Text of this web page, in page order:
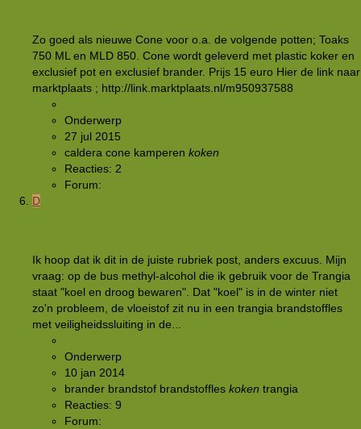
Zo goed als nieuwe Cone voor o.a. de volgende potten; Toaks
750 ML en MLD 850. Cone wordt geleverd met plastic koker en
exclusief pot en exclusief brander. Prijs 15 euro Hier de link naar
marktplaats ; http://link.marktplaats.nl/m950937588
Onderwerp
27 jul 2015
caldera cone kamperen koken
Reacties: 2
Forum:
D
Ik hoop dat ik dit in de juiste rubriek post, anders excuus. Mijn
vraag: op de bus methyl-alcohol die ik gebruik voor de Trangia
staat "koel en droog bewaren". Dat "koel" is in de winter niet
zo'n probleem, de vloeistof zit nu in een trangia brandstoffles
met veiligheidssluiting in de...
Onderwerp
10 jan 2014
brander brandstof brandstoffles koken trangia
Reacties: 9
Forum: